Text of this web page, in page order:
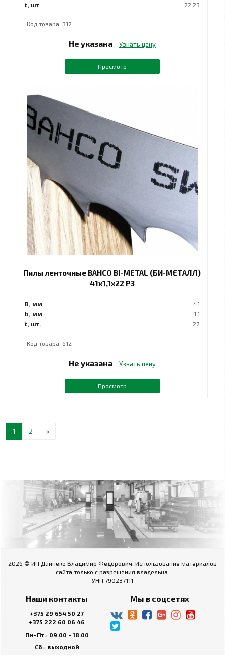
t, шт
22,23
Код товара: 312
Не указана Узнать цену
Просмотр
Пилы ленточные BAHCO BI-METAL (БИ-МЕТАЛЛ)
41х1,1х22 РЗ
B, мм
41
b, мм
1,1
t, шт.
22
Код товара: 612
Не указана Узнать цену
Просмотр
1 2 »
2026 © ИП Дайнеко Владимир Федорович. Использование материалов
сайта только с разрешения владельца.
УНП 790237111
Наши контакты
+375 29 654 50 27
+375 222 60 06 46
Пн-Пт.: 09.00 - 18.00
Сб.: выходной
Мы в соцсетях